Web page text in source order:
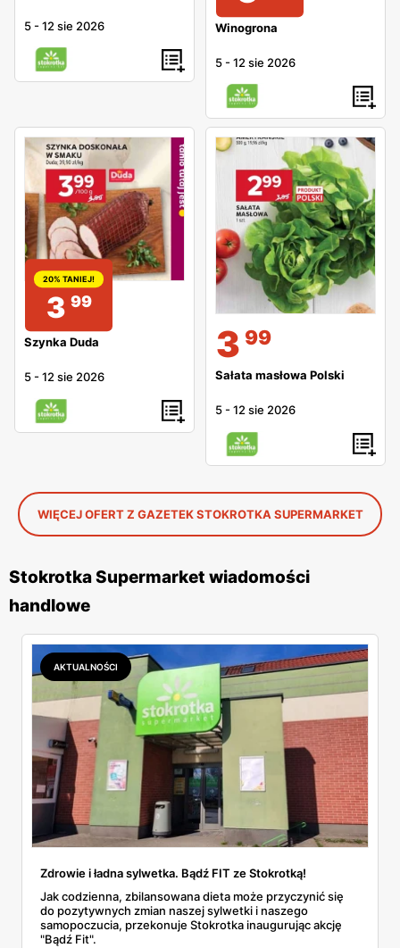
taniej o 9%, Plastelina Bambino w cenie 4,99 zł taniej o
17%, Klej Bambino w cenie 3,99 zł taniej o 21%, Teczka
Herlitz w cenie 3,99 zł taniej o 21% i inne
5 -12 sie 2026 Winogrona
5 -12 sie 2026
20% TANIEJ!
3 99
Szynka Duda
5 -12 sie 2026
3 99
Sałata masłowa Polski
5 -12 sie 2026
WIĘCEJ OFERT Z GAZETEK STOKROTKA SUPERMARKET
Stokrotka Supermarket wiadomości
handlowe
AKTUALNOŚCI
Zdrowie i ładna sylwetka. Bądź FIT ze Stokrotką!
Jak codzienna, zbilansowana dieta może przyczynić się
do pozytywnych zmian naszej sylwetki i naszego
samopoczucia, przekonuje Stokrotka inaugurując akcję
"Bądź Fit".